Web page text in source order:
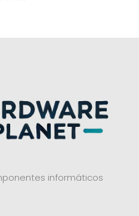
informáticos